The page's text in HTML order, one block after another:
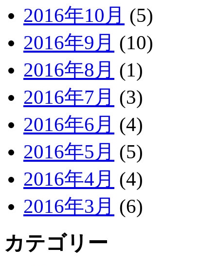
2016年10月 (5)
2016年9月 (10)
2016年8月 (1)
2016年7月 (3)
2016年6月 (4)
2016年5月 (5)
2016年4月 (4)
2016年3月 (6)
カテゴリー